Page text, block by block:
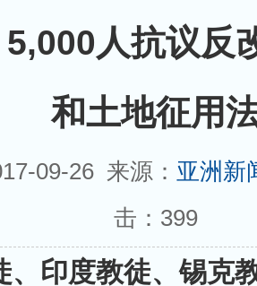
人抗议反
和土地征用
09-26 来源： 亚洲新
击： 399
、印度教徒、锡克